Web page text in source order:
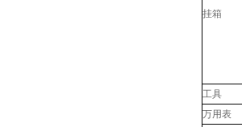
挂箱
工具
万用表